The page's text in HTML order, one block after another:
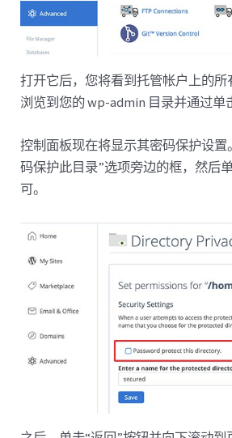
打开它后，您将看到托管帐户上的所
浏览到您的 wp-admin 目录并通过单
控制面板现在将显示其密码保护设置
码保护此目录”选项旁边的框，然后
可。